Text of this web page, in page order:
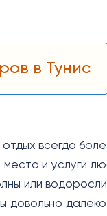
в Тунис
всегда
и услуги
или